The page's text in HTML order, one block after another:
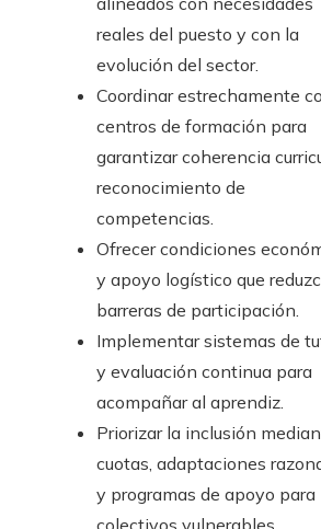
reales del puesto y con la
evolución del sector.
Coordinar estrechamente
centros de formación para
garantizar coherencia
reconocimiento de
competencias.
Ofrecer condiciones
y apoyo logístico que
barreras de participación.
Implementar sistemas de
y evaluación continua para
acompañar al aprendiz.
Priorizar la inclusión
cuotas, adaptaciones
y programas de apoyo para
colectivos vulnerables.